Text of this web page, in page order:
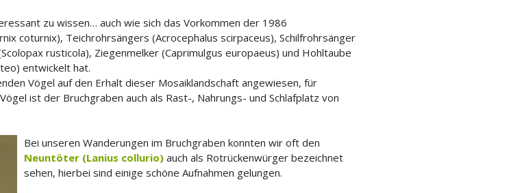
zu wissen… auch wie sich das Vorkommen der 1986
coturnix), Teichrohrsängers (Acrocephalus scirpaceus), Schilfrohrsänger
rusticola), Ziegenmelker (Caprimulgus europaeus) und Hohltaube
entwickelt hat.
Vögel auf den Erhalt dieser Mosaiklandschaft angewiesen, für
ist der Bruchgraben auch als Rast-, Nahrungs- und Schlafplatz von
Bei unseren Wanderungen im Bruchgraben konnten wir oft den
Neuntöter (Lanius collurio) auch als Rotrückenwürger bezeichnet
sehen, hierbei sind einige schöne Aufnahmen gelungen.